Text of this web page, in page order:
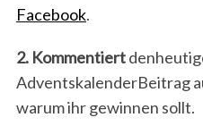
Facebook.
2. Kommentiert
AdventskalenderBeitrag
warum ihr gewinnen sollt.